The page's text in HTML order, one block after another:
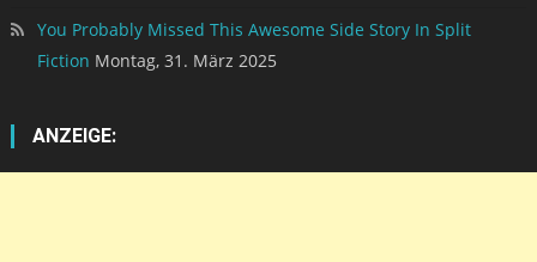
You Probably Missed This Awesome Side Story In Split
Fiction Montag, 31. März 2025
ANZEIGE: